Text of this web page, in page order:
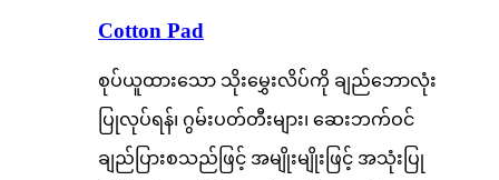
Cotton Pad
စုပ်ယူထားသော သိုးမွှေးလိပ်ကို ချည်ဘောလုံး
ပြုလုပ်ရန်၊ ဂွမ်းပတ်တီးများ၊ ဆေးဘက်ဝင်
ချည်ပြားစသည်ဖြင့် အမျိုးမျိုးဖြင့် အသုံးပြု